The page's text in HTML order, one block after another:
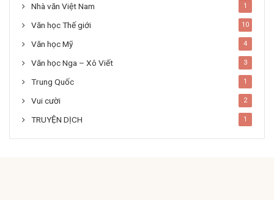
Nhà văn Việt Nam 1
Văn học Thế giới 10
Văn học Mỹ 4
Văn học Nga – Xô Viết 3
Trung Quốc 1
Vui cười 2
TRUYỆN DỊCH 1